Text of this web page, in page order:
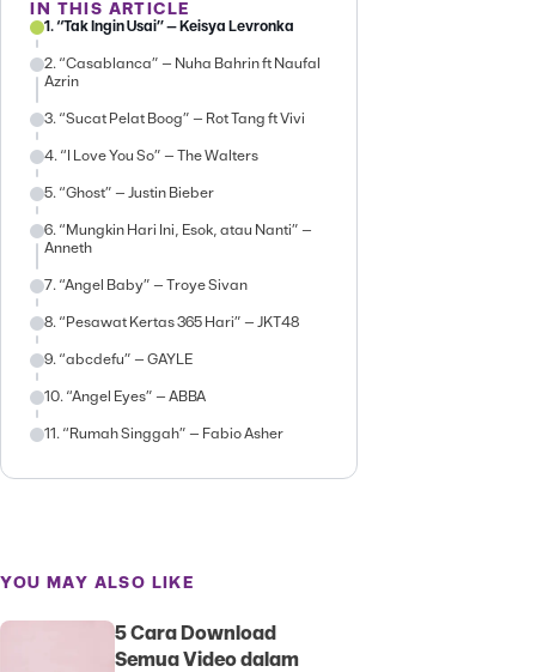
IN THIS ARTICLE
1. “Tak Ingin Usai” – Keisya Levronka
2. “Casablanca” – Nuha Bahrin ft Naufal
Azrin
3. “Sucat Pelat Boog” – Rot Tang ft Vivi
4. “I Love You So” – The Walters
5. “Ghost” – Justin Bieber
6. “Mungkin Hari Ini, Esok, atau Nanti” –
Anneth
7. “Angel Baby” – Troye Sivan
8. “Pesawat Kertas 365 Hari” – JKT48
9. “abcdefu” – GAYLE
10. “Angel Eyes” – ABBA
11. “Rumah Singgah” – Fabio Asher
YOU MAY ALSO LIKE
5 Cara Download
Semua Video dalam